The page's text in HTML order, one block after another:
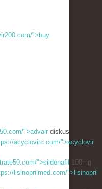
">buy
">advair diskus
acyclovirc.com/">acyclovir
">sildenafil 100mg
lisinoprilmed.com/">lisinopril